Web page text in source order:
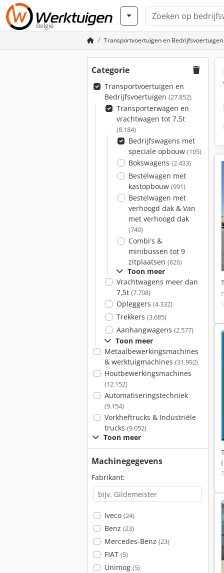
België
Transportvoertuigen en Bedrijfsvoertuigen
Categorie
Transportvoertuigen en
Bedrijfsvoertuigen (27.852)
Transporterwagen en
vrachtwagen tot 7,5t
(8.184)
Bedrijfswagens met
speciale opbouw (105)
Bokswagens (2.433)
Bestelwagen met
kastopbouw (991)
Bestelwagen met
verhoogd dak & Van
met verhoogd dak
(740)
Combi's &
minibussen tot 9
zitplaatsen (626)
Toon meer
Vrachtwagens meer dan
7,5t (7.708)
Opleggers (4.332)
Trekkers (3.685)
Aanhangwagens (2.577)
Toon meer
Metaalbewerkingsmachines
& werktuigmachines (31.992)
Houtbewerkingsmachines
(12.152)
Automatiseringstechniek
(9.154)
Vorkheftrucks & Industriële
trucks (9.052)
Toon meer
Machinegegevens
Fabrikant:
Iveco (24)
Benz (23)
Mercedes-Benz (23)
FIAT (5)
Unimog (5)